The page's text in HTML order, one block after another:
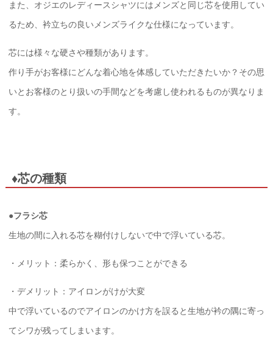
また、オジエのレディースシャツにはメンズと同じ芯を使用してい
るため、衿立ちの良いメンズライクな仕様になっています。
芯には様々な硬さや種類があります。
作り手がお客様にどんな着心地を体感していただきたいか？その思
いとお客様のとり扱いの手間などを考慮し使われるものが異なりま
す。
♦芯の種類
●フラシ芯
生地の間に入れる芯を糊付けしないで中で浮いている芯。
・メリット：柔らかく、形も保つことができる
・デメリット：アイロンがけが大変
中で浮いているのでアイロンのかけ方を誤ると生地が衿の隅に寄っ
てシワが残ってしまいます。